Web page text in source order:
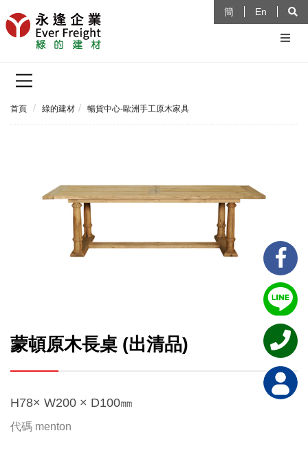
簡 En
首頁 綠的建材 暢貨中心-歐洲手工原木家具
蒙頓原木長桌 (出清品)
H78× W200 × D100㎜
代碼 menton